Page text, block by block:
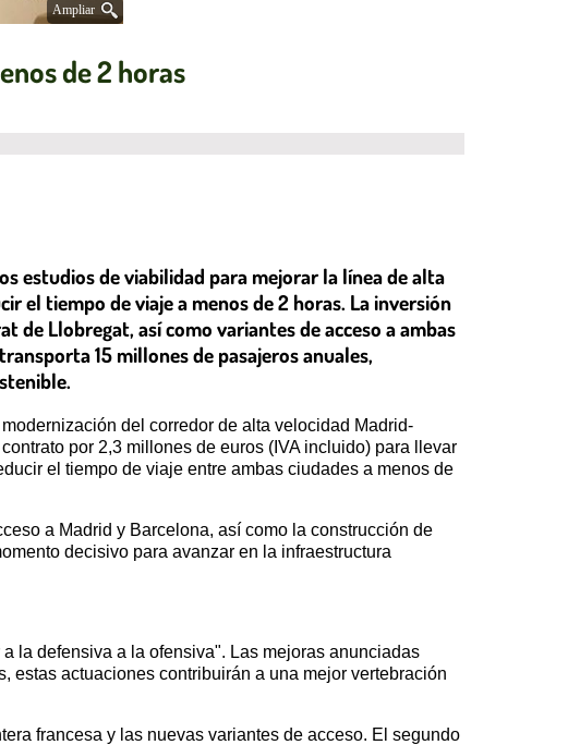
Ampliar
de 2 horas
estudios de viabilidad para mejorar la línea de alta
el tiempo de viaje a menos de 2 horas. La inversión
de Llobregat, así como variantes de acceso a ambas
15 millones de pasajeros anuales,
del corredor de alta velocidad Madrid-
por 2,3 millones de euros (IVA incluido) para llevar
el tiempo de viaje entre ambas ciudades a menos de
a Madrid y Barcelona, así como la construcción de
decisivo para avanzar en la infraestructura
la defensiva a la ofensiva". Las mejoras anunciadas
estas actuaciones contribuirán a una mejor vertebración
francesa y las nuevas variantes de acceso. El segundo